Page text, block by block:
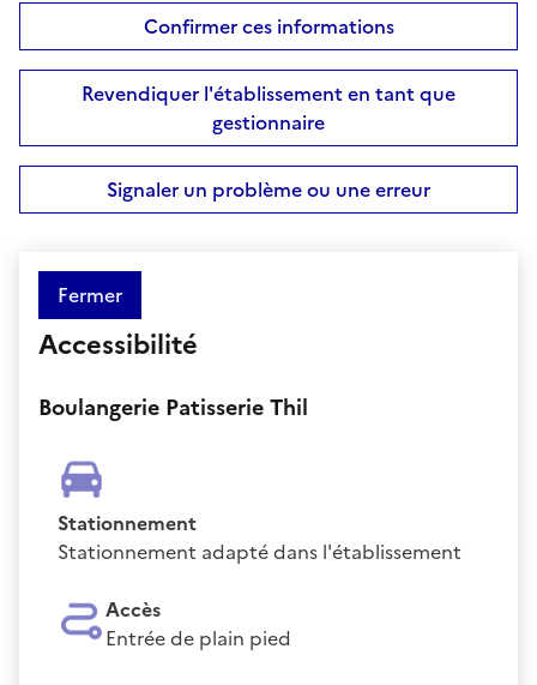
Confirmer ces informations
Revendiquer l'établissement en tant que
gestionnaire
Signaler un problème ou une erreur
Fermer
Accessibilité
Boulangerie Patisserie Thil
Stationnement
Stationnement adapté dans l'établissement
Accès
Entrée de plain pied